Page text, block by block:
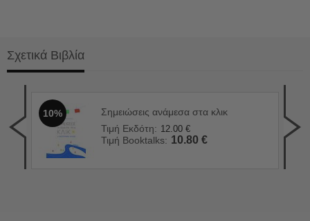
Σχετικά Βιβλία
10%
Σημειώσεις ανάμεσα στα κλικ
Τιμή Εκδότη: 12.00 €
Τιμή Booktalks: 10.80 €